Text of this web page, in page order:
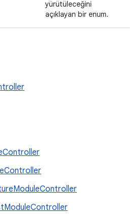
yürütüleceğini
açıklayan bir enum.